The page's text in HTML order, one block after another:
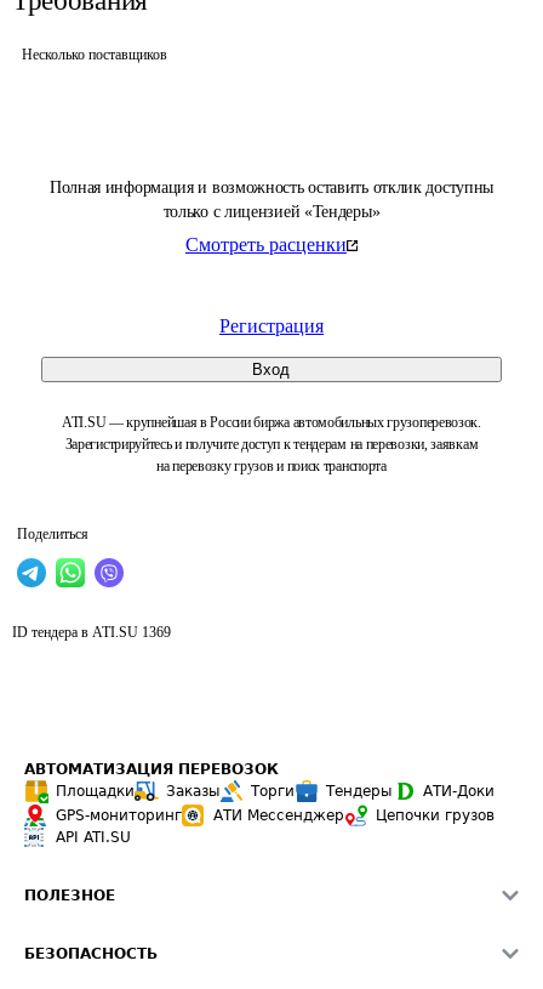
Полная информация и возможность оставить отклик доступны
только с лицензией «Тендеры»
Смотреть расценки
Регистрация
Вход
ATI.SU — крупнейшая в России биржа автомобильных грузоперевозок.
Зарегистрируйтесь и получите доступ к тендерам на перевозки, заявкам
на перевозку грузов и поиск транспорта
Поделиться
Несколько поставщиков
ID тендера в ATI.SU 1369
АВТОМАТИЗАЦИЯ ПЕРЕВОЗОК
Площадки
Заказы Торги Тендеры
АТИ-Доки
GPS-мониторинг
АТИ Мессенджер
Цепочки грузов
API ATI.SU
ПОЛЕЗНОЕ
БЕЗОПАСНОСТЬ